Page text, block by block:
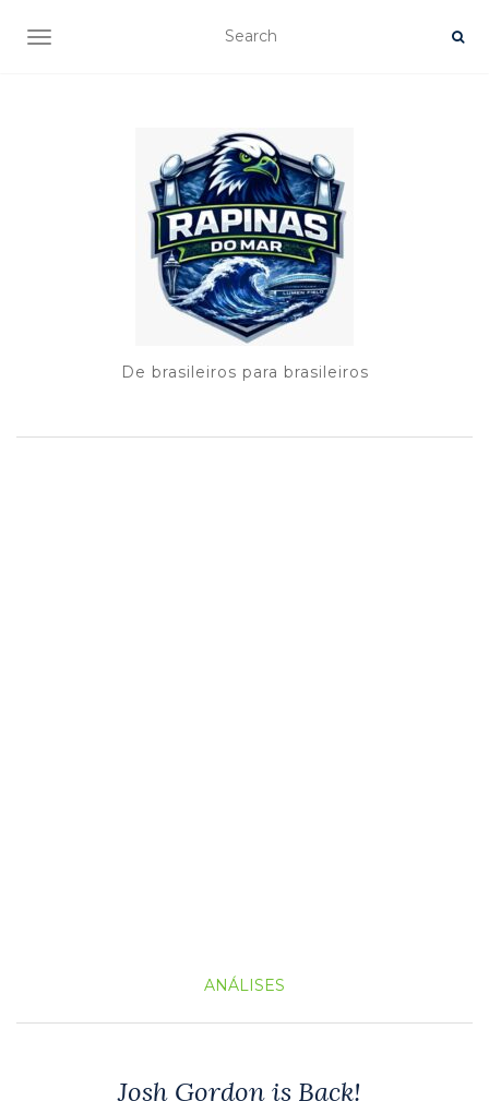
TOGGLE NAVIGATION
De brasileiros para brasileiros
ANÁLISES
Josh Gordon is Back!